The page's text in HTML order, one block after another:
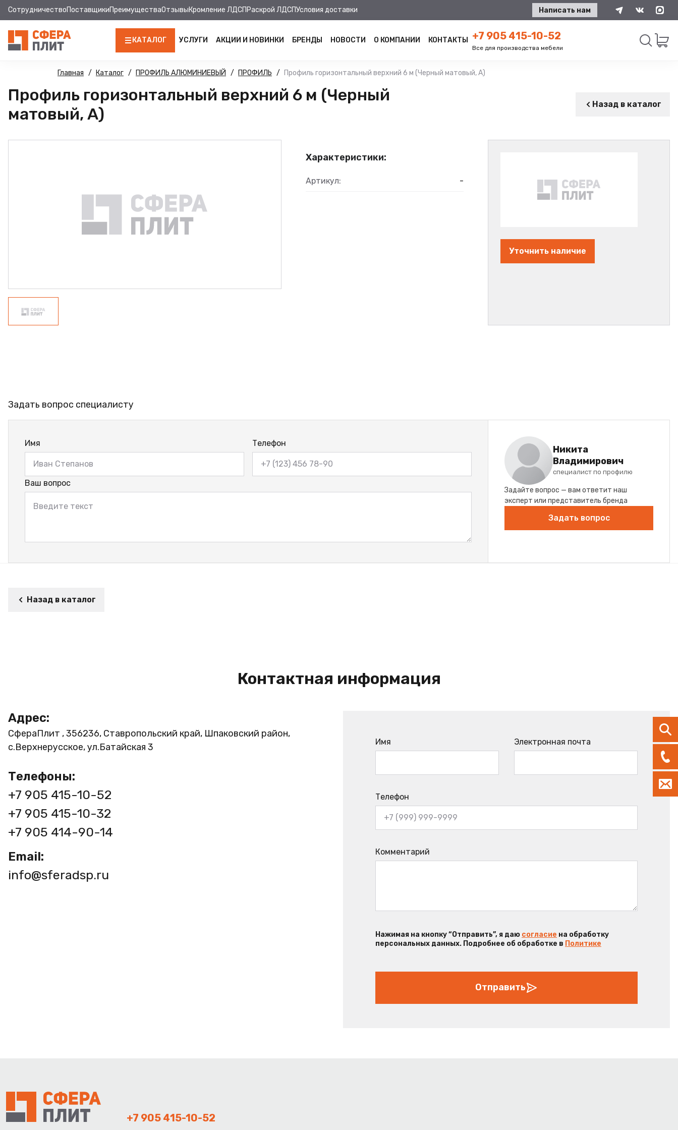
СотрудничествоПоставщикиПреимуществаОтзывыКромление ЛДСП Раскрой ЛДСПУсловия доставки Написать нам
КАТАЛОГ
ЛДСП
КРОМКА
МДФ ПАНЕЛИ
ДВПО
ФАНЕРА
УСЛУГИ АКЦИИ И НОВИНКИ БРЕНДЫ НОВОСТИ О КОМПАНИИ КОНТАКТЫ +7 905 415-10-52
Все для производства мебели
Главная Каталог ПРОФИЛЬ АЛЮМИНИЕВЫЙ ПРОФИЛЬ Профиль горизонтальный верхний 6 м (Черный матовый, А)
Профиль горизонтальный верхний 6 м (Черный
матовый, А)
Назад в каталог
Характеристики:
Артикул: -
Уточнить наличие
Задать вопрос специалисту
Имя Телефон
Ваш вопрос
Никита
Владимирович
специалист по профилю
Задайте вопрос — вам ответит наш
эксперт или представитель бренда
Задать вопрос
Назад в каталог
Контактная информация
Адрес:
СфераПлит , 356236, Ставропольский край, Шпаковский район,
с.Верхнерусское, ул.Батайская 3
Телефоны:
+7 905 415-10-52
+7 905 415-10-32
+7 905 414-90-14
Email:
info@sferadsp.ru
Имя Электронная почта
Телефон
Комментарий
Нажимая на кнопку “Отправить”, я даю согласие на обработку
персональных данных. Подробнее об обработке в Политике
Отправить
+7 905 415-10-52